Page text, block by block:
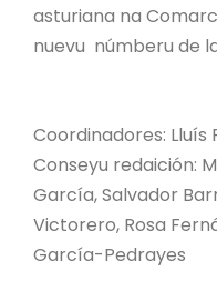
asturiana na
nuevu númberu de
Coordinadores: Lluís
Conseyu redaición:
García, Salvador
Victorero, Rosa
García-Pedrayes